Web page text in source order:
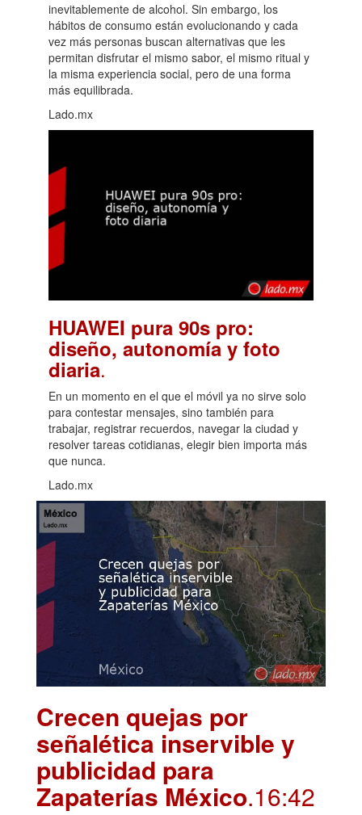
inevitablemente de alcohol. Sin embargo, los
hábitos de consumo están evolucionando y cada
vez más personas buscan alternativas que les
permitan disfrutar el mismo sabor, el mismo ritual y
la misma experiencia social, pero de una forma
más equilibrada.
Lado.mx
HUAWEI pura 90s pro:
diseño, autonomía y foto
diaria.
En un momento en el que el móvil ya no sirve solo
para contestar mensajes, sino también para
trabajar, registrar recuerdos, navegar la ciudad y
resolver tareas cotidianas, elegir bien importa más
que nunca.
Lado.mx
Crecen quejas por
señalética inservible y
publicidad para
Zapaterías México.16:42